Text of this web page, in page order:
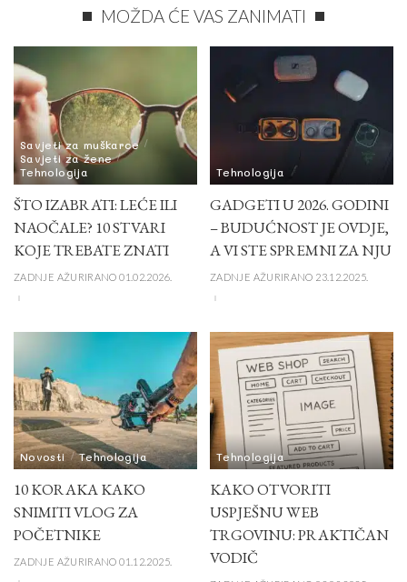
MOŽDA ĆE VAS ZANIMATI
Savjeti za muškarce
Savjeti za žene
Tehnologija
ŠTO IZABRATI: LEĆE ILI
NAOČALE? 10 STVARI
KOJE TREBATE ZNATI
ZADNJE AŽURIRANO 01.02.2026.
Tehnologija
GADGETI U 2026. GODINI
– BUDUĆNOST JE OVDJE,
A VI STE SPREMNI ZA NJU
ZADNJE AŽURIRANO 23.12.2025.
Novosti Tehnologija
10 KORAKA KAKO
SNIMITI VLOG ZA
POČETNIKE
ZADNJE AŽURIRANO 01.12.2025.
Tehnologija
KAKO OTVORITI
USPJEŠNU WEB
TRGOVINU: PRAKTIČAN
VODIČ